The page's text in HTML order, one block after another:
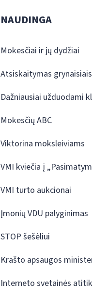
NAUDINGA
Mokesčiai ir jų dydžiai
Atsiskaitymas
Dažniausiai užduodami
Mokesčių ABC
Viktorina moksleiviams
VMI kviečia į
VMI turto aukcionai
Įmonių VDU palyginimas
STOP šešėliui
Krašto apsaugos
Interneto svetainės